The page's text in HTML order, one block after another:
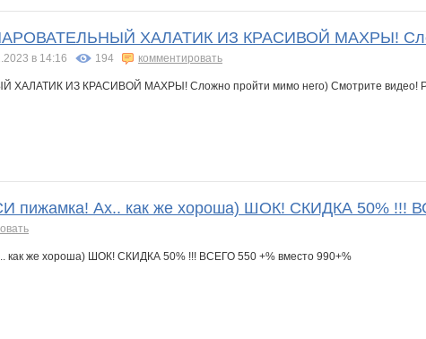
ХАЛАТИК ИЗ КРАСИВОЙ МАХРЫ!
в 14:16 194 комментировать
пижамка! Ах.. как же хороша) ШОК! СКИДКА 50% !!!